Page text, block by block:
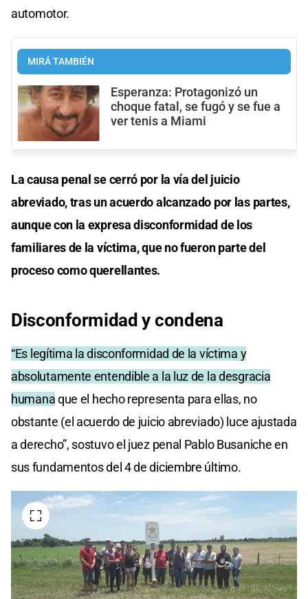
automotor.
MIRÁ TAMBIÉN
Esperanza: Protagonizó un
choque fatal, se fugó y se fue a
ver tenis a Miami
La causa penal se cerró por la vía del juicio
abreviado, tras un acuerdo alcanzado por las partes,
aunque con la expresa disconformidad de los
familiares de la víctima, que no fueron parte del
proceso como querellantes.
Disconformidad y condena
“Es legítima la disconformidad de la víctima y
absolutamente entendible a la luz de la desgracia
humanaque el hecho representa para ellas, no
obstante (el acuerdo de juicio abreviado) luce ajustada
a derecho”, sostuvo el juez penal Pablo Busaniche en
sus fundamentos del 4 de diciembre último.